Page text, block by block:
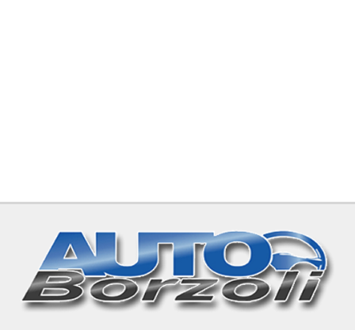
Cookie analitici
Cookie di marketing